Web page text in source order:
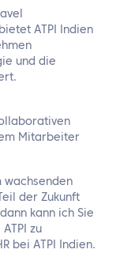
ATPI Indien
und die
Mitarbeiter
wachsenden
der Zukunft
kann ich Sie
zu
bei ATPI Indien.